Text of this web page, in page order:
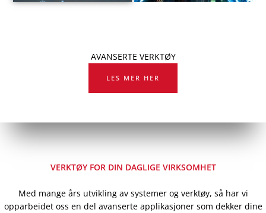
AVANSERTE VERKTØY
LES MER HER
VERKTØY FOR DIN DAGLIGE VIRKSOMHET
Med mange års utvikling av systemer og verktøy, så har vi
opparbeidet oss en del avanserte applikasjoner som dekker dine